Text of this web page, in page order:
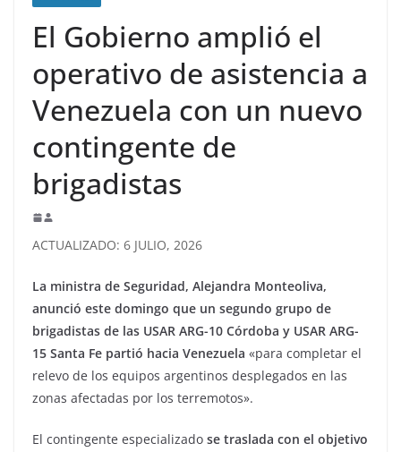
El Gobierno amplió el
operativo de asistencia a
Venezuela con un nuevo
contingente de
brigadistas
ACTUALIZADO: 6 JULIO, 2026
La ministra de Seguridad, Alejandra Monteoliva,
anunció este domingo que un segundo grupo de
brigadistas de las USAR ARG-10 Córdoba y USAR ARG-
15 Santa Fe partió hacia Venezuela «para completar el
relevo de los equipos argentinos desplegados en las
zonas afectadas por los terremotos».
El contingente especializado se traslada con el objetivo